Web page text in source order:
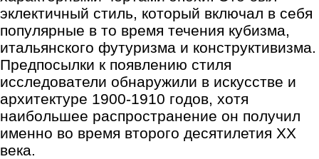
эклектичный стиль, который включал в себя
популярные в то время течения кубизма,
итальянского футуризма и конструктивизма.
Предпосылки к появлению стиля
исследователи обнаружили в искусстве и
архитектуре 1900-1910 годов, хотя
наибольшее распространение он получил
именно во время второго десятилетия XX
века.